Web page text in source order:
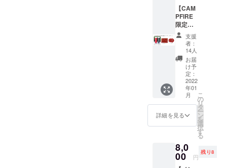
パッキ
ン：シ
リコー
ンゴム
・本体
耐熱温
度
100℃
・サイ
ズ 直
径82×高
195mm
*デザイ
少変更
になる
す。
コース
ター(気
泡紙：
0.4mm
厚（丸
型)、直
径
90mm
）５枚
入り *モ
ンマス
ティー
茶葉に
ついて
料原産
地：ス
リラン
【CAM
PFIRE
限定価
格】タ
ンブ
ラーペ
アセッ
ト ・タ
ンブ
ラー(直
径82×高
195mm
) ２つ
・ポス
トカー
ド
m×148
mm)
１枚 ・
支援
者：
14人
お届
け予
定：
2022
年01
月
詳細を見る
こ
の
リ
タ
ー
ン
を
選
択
す
る
8,0
00 円
残り8